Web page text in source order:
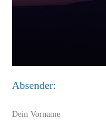
Absender:
Dein Vorname